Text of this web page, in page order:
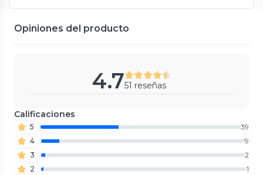
Opiniones del producto
4.751 reseñas
Calificaciones
5
39
4
9
3
2
2
1